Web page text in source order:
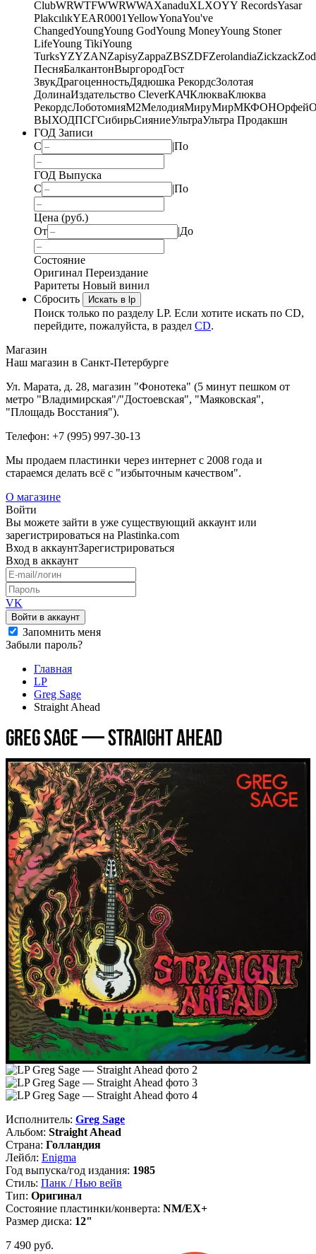
ClubWRWTFWWRWWAXanaduXLXOYY RecordsYasar
PlakcılıkYEAR0001YellowYonaYou've
ChangedYoungYoung GodYoung MoneyYoung Stoner
LifeYoung TikiYoung
TurksYZYZANZapisyZappaZBSZDFZerolandiaZickzack
ПесняБалкантонВыргородГост
ЗвукДрагоценностьДядюшка РекордсЗолотая
ДолинаИздательство CleverКАЧКлюкваКлюква
РекордсЛоботомияМ2МелодияМируМирМКФОНОрфей
ВЫХОДПСГСибирьСияниеУльтраУльтра Продакшн
ГОД Записи
С
|По
ГОД Выпуска
С
|По
Цена (руб.)
От
|До
Состояние
Оригинал Переиздание
Раритеты Новый винил
Сбросить
Искать в lp
Поиск только по разделу LP. Если хотите искать по CD,
перейдите, пожалуйста, в раздел CD.
Магазин
Наш магазин в Санкт-Петербурге
Ул. Марата, д. 28, магазин "Фонотека" (5 минут пешком от
метро "Владимирская"/"Достоевская", "Маяковская",
"Площадь Восстания").
Телефон: +7 (995) 997-30-13
Мы продаем пластинки через интернет c 2008 года и
стараемся делать всё с "избыточным качеством".
О магазине
Войти
Вы можете зайти в уже существующий аккаунт или
зарегистрироваться на Plastinka.com
Вход в аккаунтЗарегистрироваться
Вход в аккаунт
VK
Войти в аккаунт
Запомнить меня
Забыли пароль?
Главная
LP
Greg Sage
Straight Ahead
Greg Sage — Straight Ahead
Исполнитель: Greg Sage
Альбом: Straight Ahead
Страна: Голландия
Лейбл: Enigma
Год выпуска/год издания: 1985
Стиль: Панк / Нью вейв
Тип: Оригинал
Состояние пластинки/конверта: NM/EX+
Размер диска: 12"
7 490 руб.